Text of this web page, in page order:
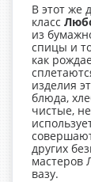
В этот же
класс
из
спицы и
как
изделия
блюда,
чистые,
других
мастеров
вазу.